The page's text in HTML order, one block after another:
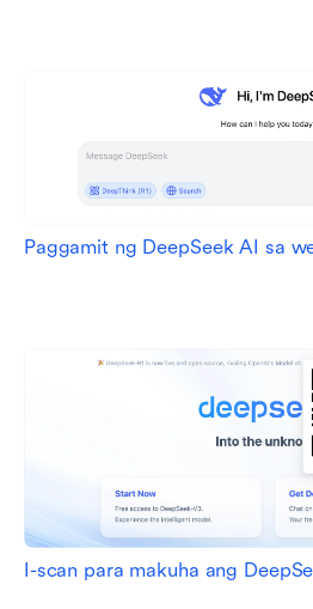
Paggamit ng DeepSeek AI sa
I-scan para makuha ang